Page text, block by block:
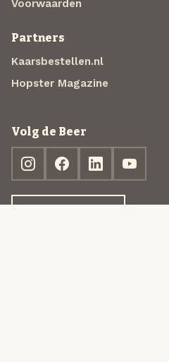
Voorwaarden
Partners
Kaarsbestellen.nl
Hopster Magazine
Volg de Beer